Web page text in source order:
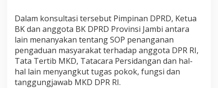
Dalam konsultasi tersebut Pimpinan DPRD, Ketua
BK dan anggota BK DPRD Provinsi Jambi antara
lain menanyakan tentang SOP penanganan
pengaduan masyarakat terhadap anggota DPR RI,
Tata Tertib MKD, Tatacara Persidangan dan hal-
hal lain menyangkut tugas pokok, fungsi dan
tanggungjawab MKD DPR RI.